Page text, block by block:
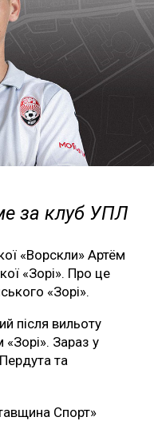
за клуб УПЛ
«Ворскли» Артём
«Зорі». Про це
«Зорі».
після вильоту
Зараз у
та
Спорт»